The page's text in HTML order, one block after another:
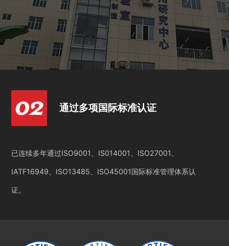
通过多项国际标准认证
已连续多年通过ISO9001、IS014001、ISO27001、
IATF16949、ISO13485、ISO45001国际标准管理体系认
证。